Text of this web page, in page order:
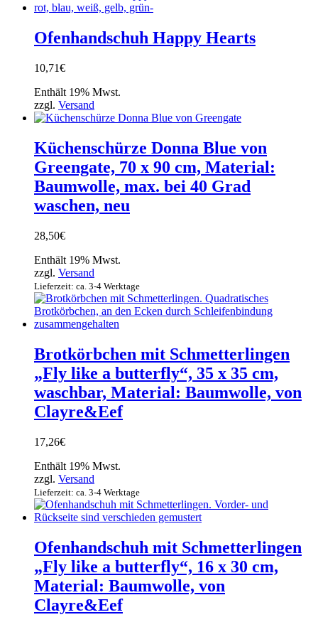
Ofenhandschuh Happy Hearts
10,71€
Enthält 19% Mwst.
zzgl. Versand
Küchenschürze Donna Blue von
Greengate, 70 x 90 cm, Material:
Baumwolle, max. bei 40 Grad
waschen, neu
28,50€
Enthält 19% Mwst.
zzgl. Versand
Lieferzeit: ca. 3-4 Werktage
Brotkörbchen mit Schmetterlingen
„Fly like a butterfly“, 35 x 35 cm,
waschbar, Material: Baumwolle, von
Clayre&Eef
17,26€
Enthält 19% Mwst.
zzgl. Versand
Lieferzeit: ca. 3-4 Werktage
Ofenhandschuh mit Schmetterlingen
„Fly like a butterfly“, 16 x 30 cm,
Material: Baumwolle, von
Clayre&Eef